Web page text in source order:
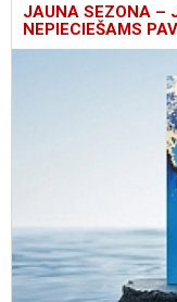
JAUNA SEZONA –
NEPIECIEŠAMS